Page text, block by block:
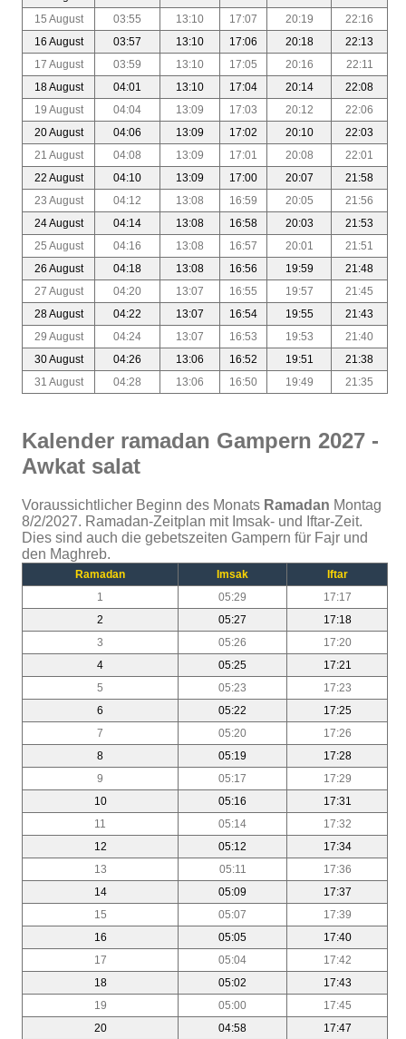
15 August
03:55 13:10 17:07 20:19
22:16
16 August
03:57 13:10 17:06 20:18
22:13
17 August
03:59 13:10 17:05 20:16
22:11
18 August
04:01 13:10 17:04 20:14
22:08
19 August
04:04 13:09 17:03 20:12
22:06
20 August
04:06 13:09 17:02 20:10
22:03
21 August
04:08 13:09 17:01 20:08
22:01
22 August
04:10 13:09 17:00 20:07
21:58
23 August
04:12 13:08 16:59 20:05
21:56
24 August
04:14 13:08 16:58 20:03
21:53
25 August
04:16 13:08 16:57 20:01
21:51
26 August
04:18 13:08 16:56 19:59
21:48
27 August
04:20 13:07 16:55 19:57
21:45
28 August
04:22 13:07 16:54 19:55
21:43
29 August
04:24 13:07 16:53 19:53
21:40
30 August
04:26 13:06 16:52 19:51
21:38
31 August
04:28 13:06 16:50 19:49 21:35
Kalender ramadan Gampern 2027 -
Awkat salat
Voraussichtlicher Beginn des Monats Ramadan Montag
8/2/2027. Ramadan-Zeitplan mit Imsak- und Iftar-Zeit.
Dies sind auch die gebetszeiten Gampern für Fajr und
den Maghreb.
Ramadan Imsak
Iftar
1
05:29
17:17
2
05:27
17:18
3
05:26
17:20
4
05:25
17:21
5
05:23
17:23
6
05:22
17:25
7
05:20
17:26
8
05:19
17:28
9
05:17
17:29
10
05:16
17:31
11
05:14
17:32
12
05:12
17:34
13
05:11
17:36
14
05:09
17:37
15
05:07
17:39
16
05:05
17:40
17
05:04
17:42
18
05:02
17:43
19
05:00
17:45
20
04:58
17:47